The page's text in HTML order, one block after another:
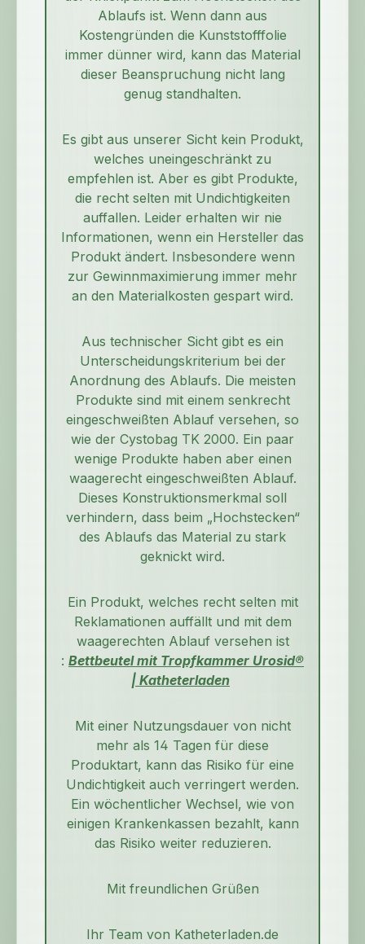
Ablaufs ist. Wenn dann aus
Kostengründen die Kunststofffolie
immer dünner wird, kann das Material
dieser Beanspruchung nicht lang
genug standhalten.
Es gibt aus unserer Sicht kein Produkt,
welches uneingeschränkt zu
empfehlen ist. Aber es gibt Produkte,
die recht selten mit Undichtigkeiten
auffallen. Leider erhalten wir nie
Informationen, wenn ein Hersteller das
Produkt ändert. Insbesondere wenn
zur Gewinnmaximierung immer mehr
an den Materialkosten gespart wird.
Aus technischer Sicht gibt es ein
Unterscheidungskriterium bei der
Anordnung des Ablaufs. Die meisten
Produkte sind mit einem senkrecht
eingeschweißten Ablauf versehen, so
wie der Cystobag TK 2000. Ein paar
wenige Produkte haben aber einen
waagerecht eingeschweißten Ablauf.
Dieses Konstruktionsmerkmal soll
verhindern, dass beim „Hochstecken“
des Ablaufs das Material zu stark
geknickt wird.
Ein Produkt, welches recht selten mit
Reklamationen auffällt und mit dem
waagerechten Ablauf versehen ist
: Bettbeutel mit Tropfkammer Urosid®
| Katheterladen
Mit einer Nutzungsdauer von nicht
mehr als 14 Tagen für diese
Produktart, kann das Risiko für eine
Undichtigkeit auch verringert werden.
Ein wöchentlicher Wechsel, wie von
einigen Krankenkassen bezahlt, kann
das Risiko weiter reduzieren.
Mit freundlichen Grüßen
Ihr Team von Katheterladen.de